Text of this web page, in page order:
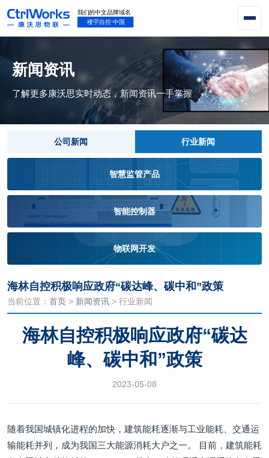
新闻资讯
了解更多康沃思实时动态，新闻资讯一手掌握
公司新闻 行业新闻
智慧监管产品
智能控制器
物联网开发
海林自控积极响应政府“碳达峰、碳中和”政策
当前位置： 首页 > 新闻资讯 > 行业新闻
海林自控积极响应政府“碳达
峰、碳中和”政策
2023-05-08
随着我国城镇化进程的加快，建筑能耗逐渐与工业能耗、交通运
输能耗并列，成为我国三大能源消耗大户之一。 目前，建筑能耗